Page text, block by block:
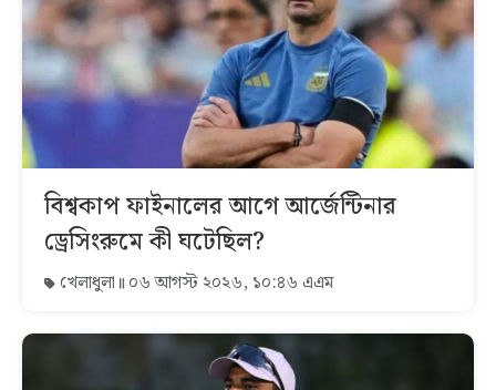
বিশ্বকাপ ফাইনালের আগে আর্জেন্টিনার
ড্রেসিংরুমে কী ঘটেছিল?
খেলাধুলা ০৬ আগস্ট ২০২৬, ১০:৪৬ এএম